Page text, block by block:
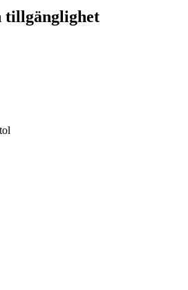
tillgänglighet